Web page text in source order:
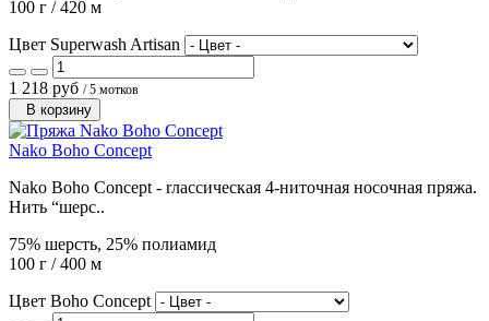
100 г / 420 м
Цвет Superwash Artisan
1 218 руб / 5 мотков
В корзину
Nako Boho Concept
Nako Boho Concept - rлассическая 4-ниточная носочная пряжа.
Нить “шерс..
75% шерсть, 25% полиамид
100 г / 400 м
Цвет Boho Concept